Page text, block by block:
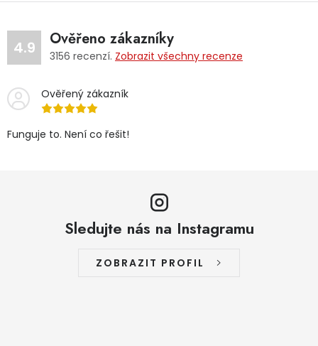
4.9 Ověřeno zákazníky
3156 recenzí. Zobrazit všechny recenze
Ověřený zákazník
Funguje to. Není co řešit!
Sledujte nás na Instagramu
ZOBRAZIT PROFIL